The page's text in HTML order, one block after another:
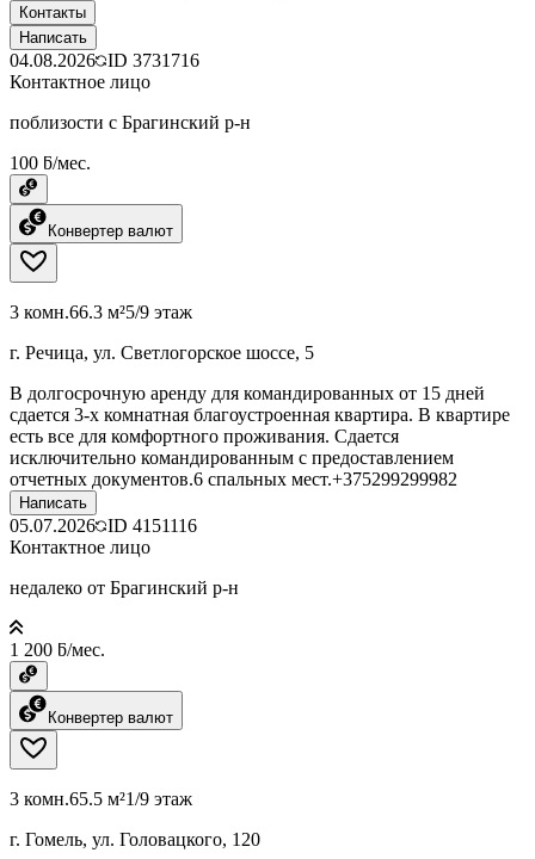
Контакты
Написать
04.08.2026 ID 3731716
Контактное лицо
поблизости с Брагинский р-н
100 ƃ/мес.
Конвертер валют
3 комн.66.3 м²5/9 этаж
г. Речица, ул. Светлогорское шоссе, 5
В долгосрочную аренду для командированных от 15 дней
сдается 3-х комнатная благоустроенная квартира. В квартире
есть все для комфортного проживания. Сдается
исключительно командированным с предоставлением
отчетных документов.6 спальных мест.+375299299982
Написать
05.07.2026 ID 4151116
Контактное лицо
недалеко от Брагинский р-н
1 200 ƃ/мес.
Конвертер валют
3 комн.65.5 м²1/9 этаж
г. Гомель, ул. Головацкого, 120